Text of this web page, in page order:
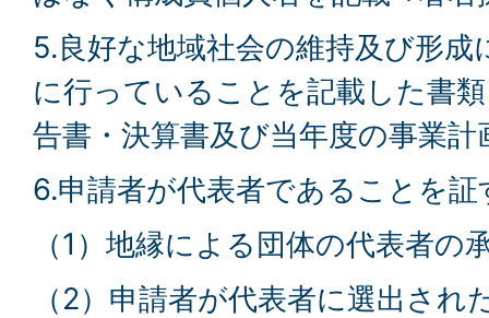
5.良好な地域社会の維持及び形
に行っていることを記載した書
告書・決算書及び当年度の事業計
6.申請者が代表者であることを証
（1）地縁による団体の代表者の
（2）申請者が代表者に選出され